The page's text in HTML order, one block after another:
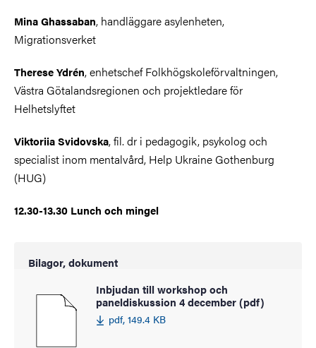
Mina Ghassaban, handläggare asylenheten,
Migrationsverket
Therese Ydrén,enhetschef Folkhögskoleförvaltningen,
Västra Götalandsregionen och projektledare för
Helhetslyftet
Viktoriia Svidovska, fil. dr i pedagogik, psykolog och
specialist inom mentalvård, Help Ukraine Gothenburg
(HUG)
12.30-13.30 Lunch och mingel
Bilagor, dokument
Inbjudan till workshop och
paneldiskussion 4 december (pdf)
pdf, 149.4 KB